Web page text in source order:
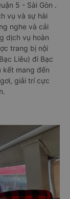
5 - Sài Gòn .
vụ và sự hài
nghe và cải
dịch vụ hoàn
trang bị nội
Liêu) đi Bạc
kết mang đến
giải trí cực